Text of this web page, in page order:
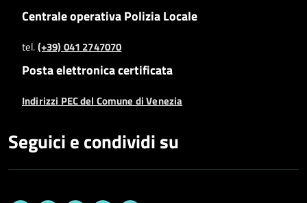
Centrale operativa Polizia Locale
tel.(+39) 041 2747070
Posta elettronica certificata
Indirizzi PEC del Comune di Venezia
Seguici e condividi su